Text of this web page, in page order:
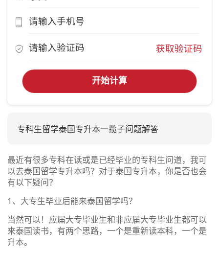
获取验证码
开始计算
专科生留学泰国专升本一揽子问题解答
最近有很多专科在读或是已经毕业的专科生问道，我可
以去泰国留学专升本吗？对于泰国专升本，你是否也会
有以下疑问？
1、大专生毕业后能来泰国留学吗？
当然可以！ 应届大专毕业生和非应届大专毕业生都可以
来泰国读书，有两个思路，一个是重新读本科，一个是
升本。